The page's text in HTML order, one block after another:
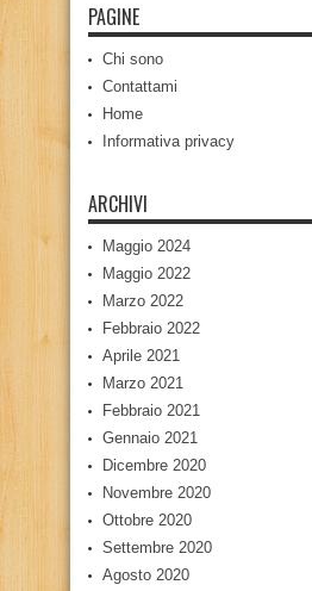
PAGINE
Chi sono
Contattami
Home
Informativa privacy
ARCHIVI
Maggio 2024
Maggio 2022
Marzo 2022
Febbraio 2022
Aprile 2021
Marzo 2021
Febbraio 2021
Gennaio 2021
Dicembre 2020
Novembre 2020
Ottobre 2020
Settembre 2020
Agosto 2020